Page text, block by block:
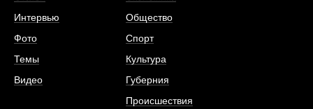
Интервью
Фото
Темы
Видео
Общество
Спорт
Культура
Губерния
Происшествия